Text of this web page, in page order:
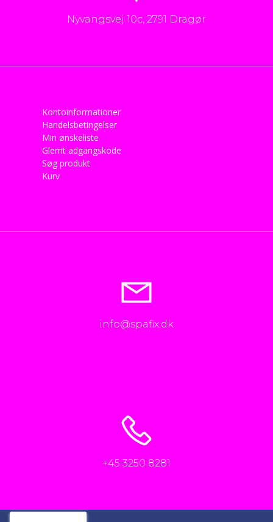
Nyvangsvej 10c, 2791 Dragør
Kontoinformationer
Handelsbetingelser
Min ønskeliste
Glemt adgangskode
Søg produkt
Kurv
info@spafix.dk
+45 3250 8281